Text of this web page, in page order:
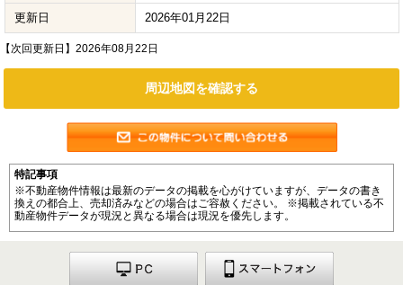
更新日 2026年01月22日
【次回更新日】2026年08月22日
周辺地図を確認する
特記事項
※不動産物件情報は最新のデータの掲載を心がけていますが、データの書き
換えの都合上、売却済みなどの場合はご容赦ください。 ※掲載されている不
動産物件データが現況と異なる場合は現況を優先します。